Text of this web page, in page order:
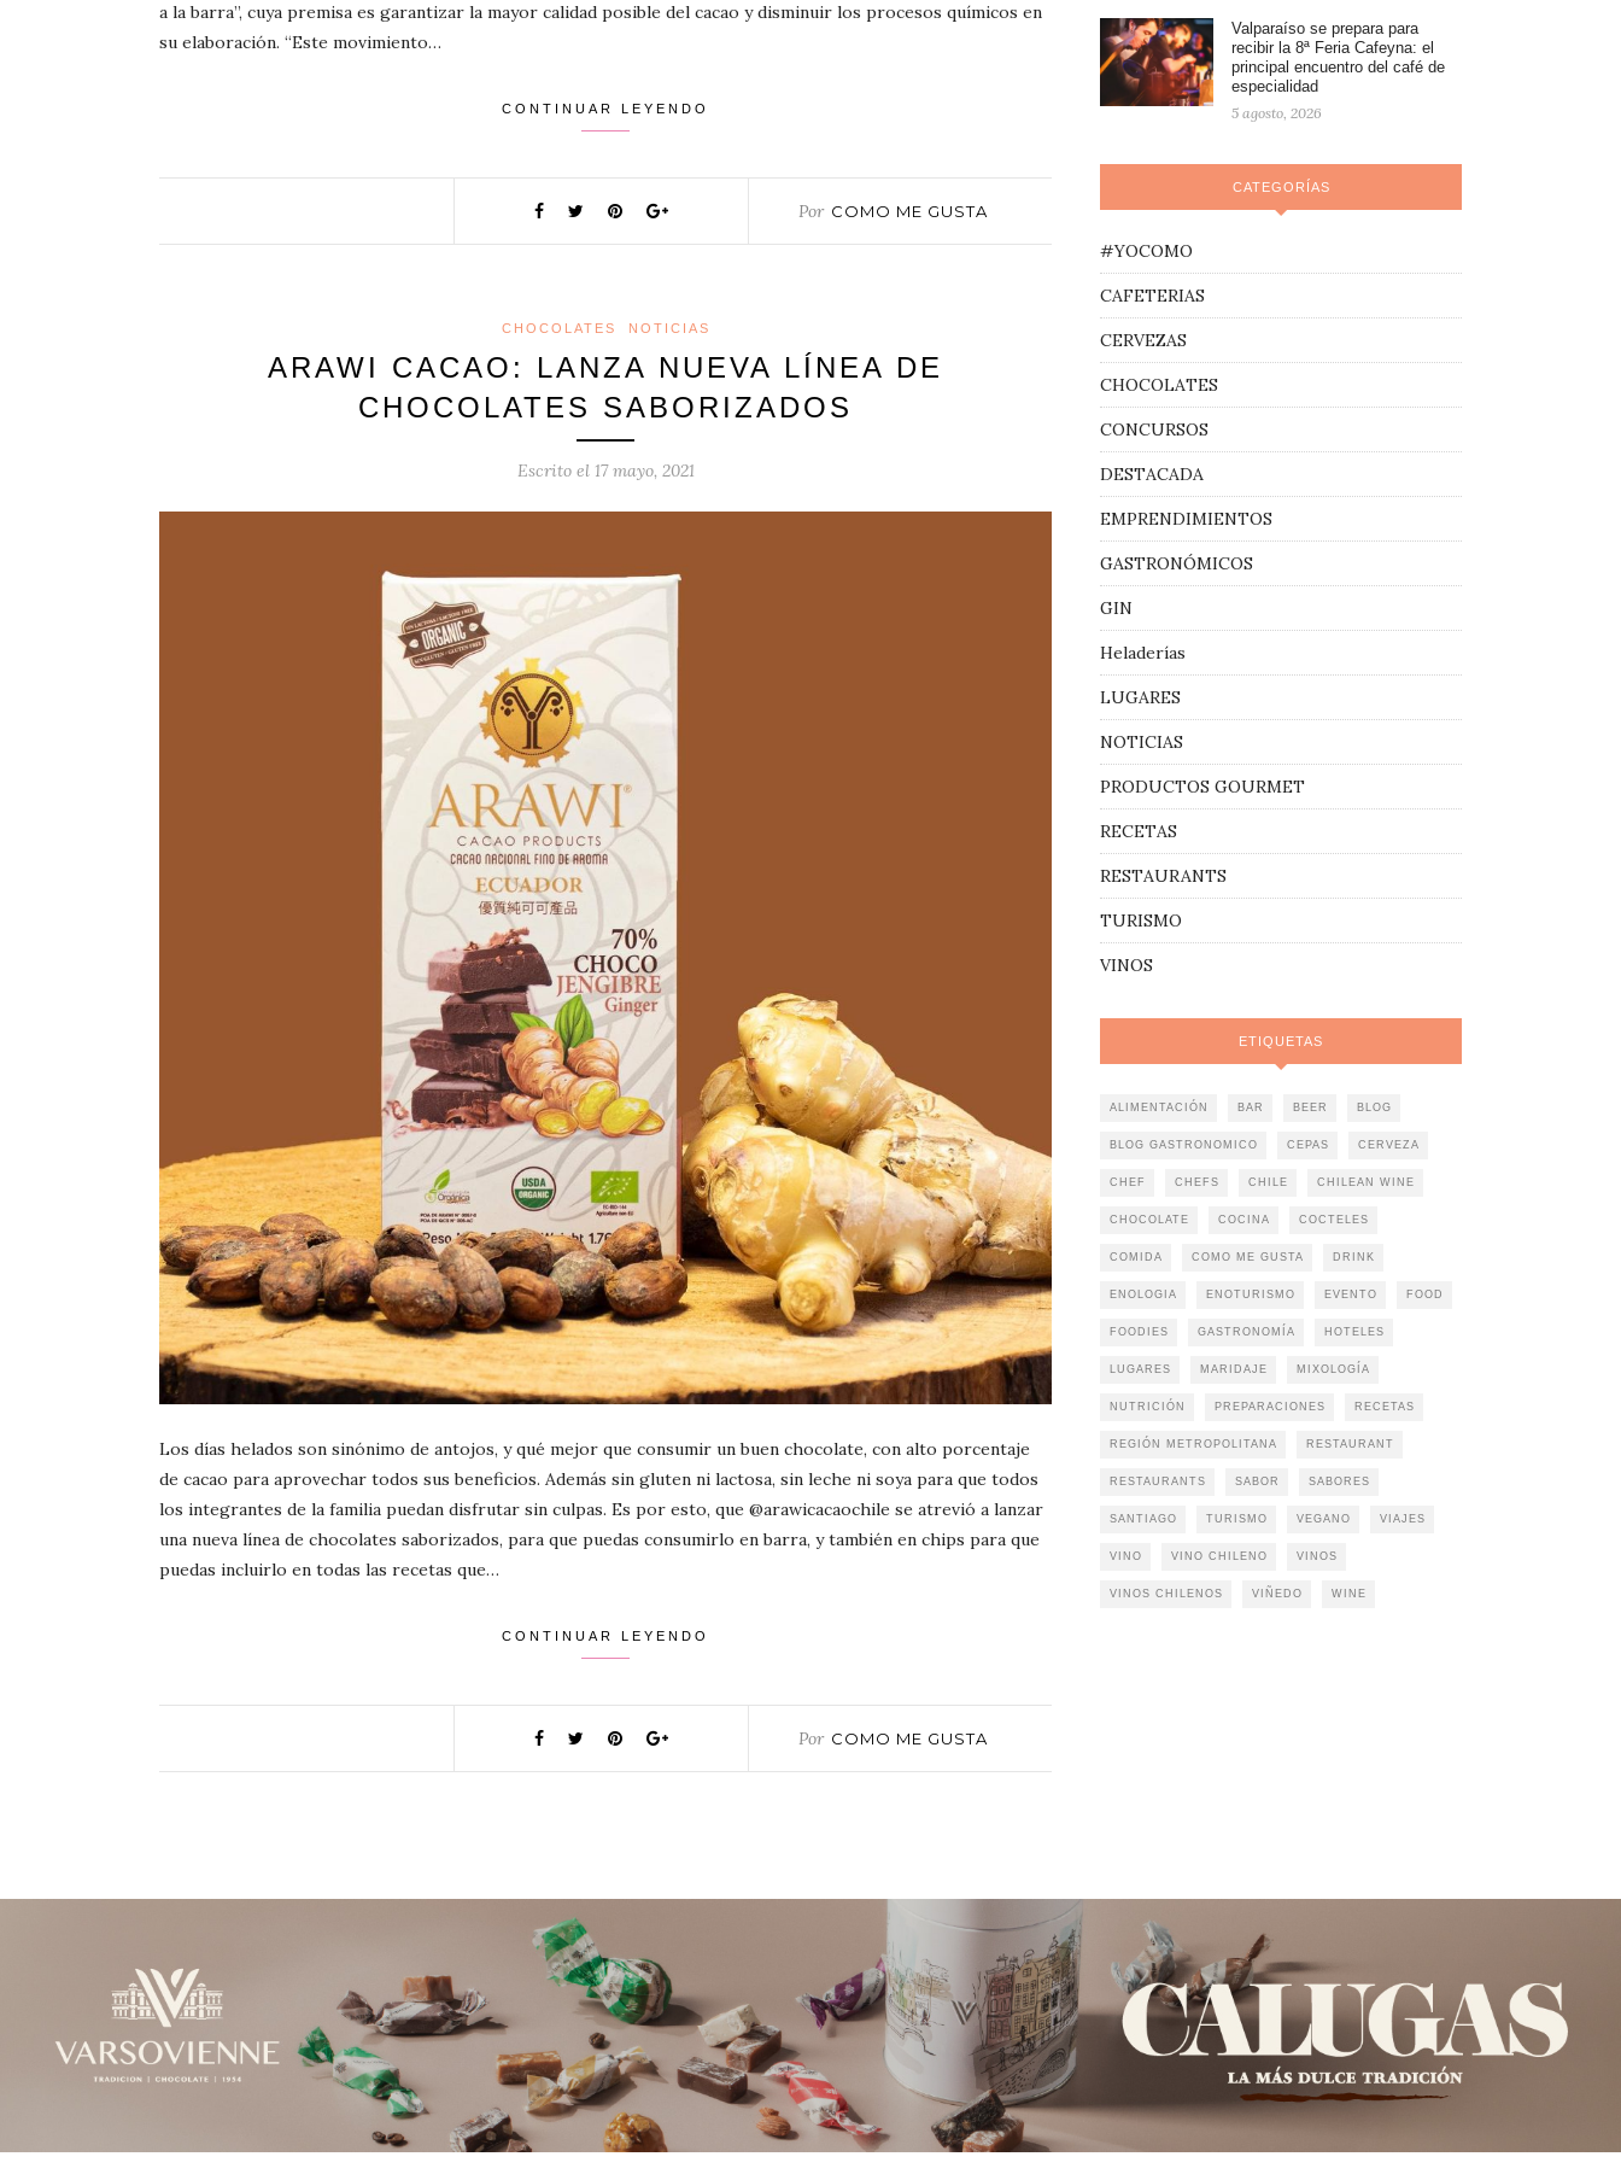
a la barra”, cuya premisa es garantizar la mayor calidad posible del cacao y disminuir los procesos químicos en
su elaboración. “Este movimiento…
CONTINUAR LEYENDO
Por COMO ME GUSTA
CHOCOLATES NOTICIAS
ARAWI CACAO: LANZA NUEVA LÍNEA DE
CHOCOLATES SABORIZADOS
Escrito el 17 mayo, 2021
Los días helados son sinónimo de antojos, y qué mejor que consumir un buen chocolate, con alto porcentaje
de cacao para aprovechar todos sus beneficios. Además sin gluten ni lactosa, sin leche ni soya para que todos
los integrantes de la familia puedan disfrutar sin culpas. Es por esto, que @arawicacaochile se atrevió a lanzar
una nueva línea de chocolates saborizados, para que puedas consumirlo en barra, y también en chips para que
puedas incluirlo en todas las recetas que…
CONTINUAR LEYENDO
Por COMO ME GUSTA
Valparaíso se prepara para
recibir la 8ª Feria Cafeyna: el
principal encuentro del café de
especialidad
5 agosto, 2026
CATEGORÍAS
#YOCOMO
CAFETERIAS
CERVEZAS
CHOCOLATES
CONCURSOS
DESTACADA
EMPRENDIMIENTOS
GASTRONÓMICOS
GIN
Heladerías
LUGARES
NOTICIAS
PRODUCTOS GOURMET
RECETAS
RESTAURANTS
TURISMO
VINOS
ETIQUETAS
ALIMENTACIÓN BAR BEER BLOG
BLOG GASTRONOMICO CEPAS CERVEZA
CHEF CHEFS CHILE CHILEAN WINE
CHOCOLATE COCINA COCTELES
COMIDA COMO ME GUSTA DRINK
ENOLOGIA ENOTURISMO EVENTO FOOD
FOODIES GASTRONOMÍA HOTELES
LUGARES MARIDAJE MIXOLOGÍA
NUTRICIÓN PREPARACIONES RECETAS
REGIÓN METROPOLITANA RESTAURANT
RESTAURANTS SABOR SABORES
SANTIAGO TURISMO VEGANO VIAJES
VINO VINO CHILENO VINOS
VINOS CHILENOS VIÑEDO WINE